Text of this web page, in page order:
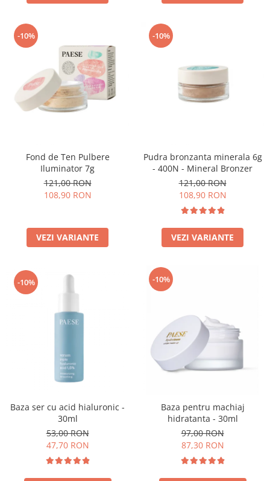
-10%
Fond de Ten Pulbere
Iluminator 7g
121,00 RON
108,90 RON
VEZI VARIANTE
-10%
Pudra bronzanta minerala 6g
- 400N - Mineral Bronzer
121,00 RON
108,90 RON
VEZI VARIANTE
-10%
Baza ser cu acid hialuronic -
30ml
53,00 RON
47,70 RON
-10%
Baza pentru machiaj
hidratanta - 30ml
97,00 RON
87,30 RON